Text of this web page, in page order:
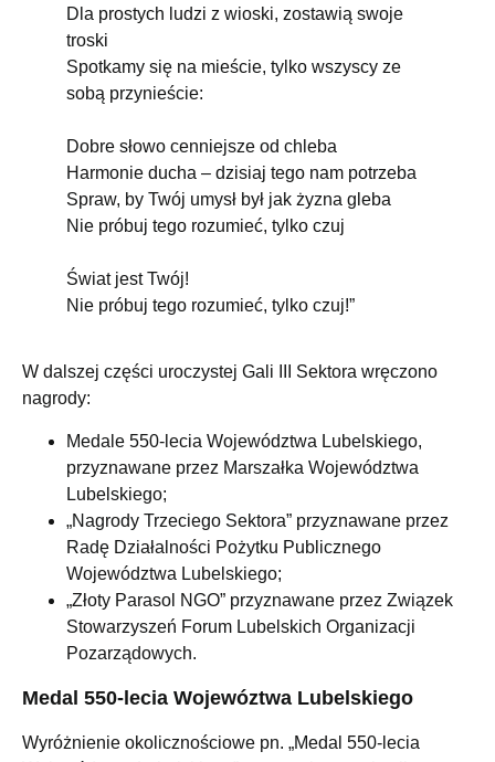
Dla prostych ludzi z wioski, zostawią swoje
troski
Spotkamy się na mieście, tylko wszyscy ze
sobą przynieście:
Dobre słowo cenniejsze od chleba
Harmonie ducha – dzisiaj tego nam potrzeba
Spraw, by Twój umysł był jak żyzna gleba
Nie próbuj tego rozumieć, tylko czuj
Świat jest Twój!
Nie próbuj tego rozumieć, tylko czuj!”
W dalszej części uroczystej Gali III Sektora wręczono
nagrody:
Medale 550-lecia Województwa Lubelskiego,
przyznawane przez Marszałka Województwa
Lubelskiego;
„Nagrody Trzeciego Sektora” przyznawane przez
Radę Działalności Pożytku Publicznego
Województwa Lubelskiego;
„Złoty Parasol NGO” przyznawane przez Związek
Stowarzyszeń Forum Lubelskich Organizacji
Pozarządowych.
Medal 550-lecia Wojewóztwa Lubelskiego
Wyróżnienie okolicznościowe pn. „Medal 550-lecia